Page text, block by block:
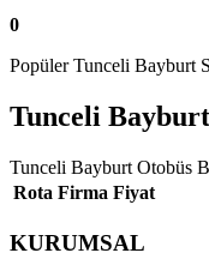
0
Popüler Tunceli Bayburt
Tunceli
Tunceli Bayburt Otobüs
Rota Firma Fiyat
KURUMSAL